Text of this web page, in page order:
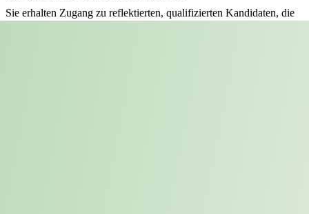
Sie erhalten Zugang zu reflektierten, qualifizierten Kandidaten, die